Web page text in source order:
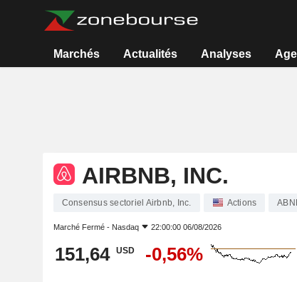
Marchés Actualités Analyses
AIRBNB, INC.
Consensus sectoriel Airbnb, Inc. Actions
Marché Fermé - Nasdaq 22:00:00 06/08/2026
151,64 USD -0,56%